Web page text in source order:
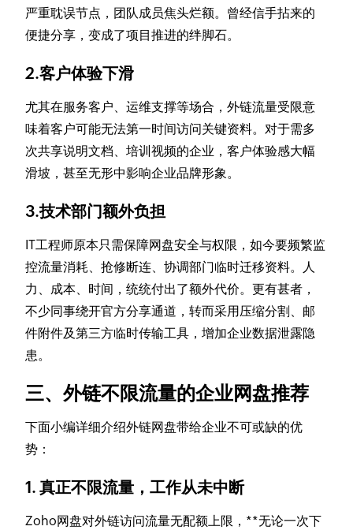
严重耽误节点，团队成员焦头烂额。曾经信手拈来的
便捷分享，变成了项目推进的绊脚石。
2.客户体验下滑
尤其在服务客户、运维支撑等场合，外链流量受限意
味着客户可能无法第一时间访问关键资料。对于需多
次共享说明文档、培训视频的企业，客户体验感大幅
滑坡，甚至无形中影响企业品牌形象。
3.技术部门额外负担
IT工程师原本只需保障网盘安全与权限，如今要频繁监
控流量消耗、抢修断连、协调部门临时迁移资料。人
力、成本、时间，统统付出了额外代价。更有甚者，
不少同事绕开官方分享通道，转而采用压缩分割、邮
件附件及第三方临时传输工具，增加企业数据泄露隐
患。
三、外链不限流量的企业网盘推荐
下面小编详细介绍外链网盘带给企业不可或缺的优
势：
1. 真正不限流量，工作从未中断
Zoho网盘对外链访问流量无配额上限，**无论一次下